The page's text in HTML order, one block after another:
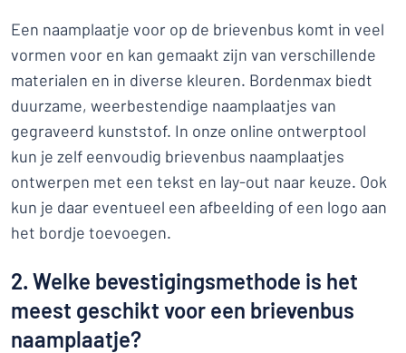
Een naamplaatje voor op de brievenbus komt in veel
vormen voor en kan gemaakt zijn van verschillende
materialen en in diverse kleuren. Bordenmax biedt
duurzame, weerbestendige naamplaatjes van
gegraveerd kunststof. In onze online ontwerptool
kun je zelf eenvoudig brievenbus naamplaatjes
ontwerpen met een tekst en lay-out naar keuze. Ook
kun je daar eventueel een afbeelding of een logo aan
het bordje toevoegen.
2. Welke bevestigingsmethode is het
meest geschikt voor een brievenbus
naamplaatje?